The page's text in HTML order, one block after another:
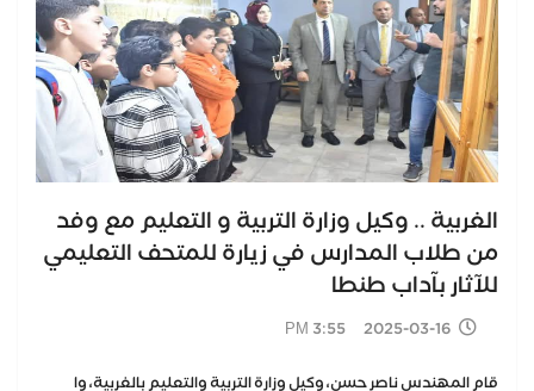
الغربية .. وكيل وزارة التربية و التعليم مع وفد
من طلاب المدارس في زيارة للمتحف التعليمي
للآثار بآداب طنطا
2025-03-16 3:55 PM
قام المهندس ناصر حسن، وكيل وزارة التربية والتعليم بالغربية، وا